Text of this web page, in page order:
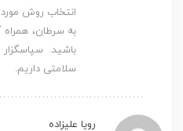
انتخاب روش
به سرطان،
باشید.
سلامتی داریم.
رویا علیزاده